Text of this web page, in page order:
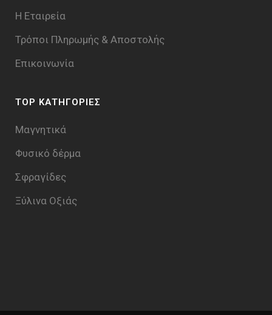
Η Εταιρεία
Τρόποι Πληρωμής & Aποστολής
Επικοινωνία
TOP ΚΑΤΗΓΟΡΙΕΣ
Μαγνητικά
Φυσικό δέρμα
Σφραγίδες
Ξύλινα Οξιάς